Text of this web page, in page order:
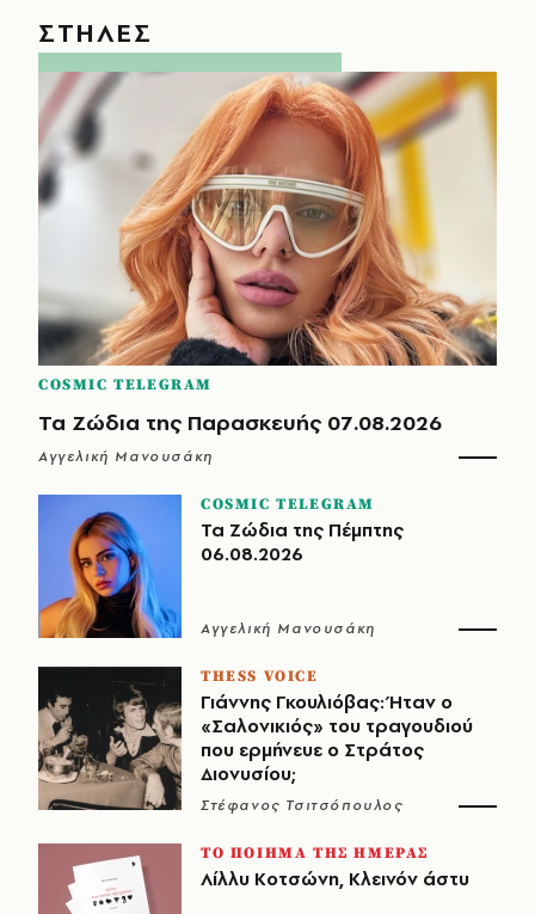
ΣΤΗΛΕΣ
COSMIC TELEGRAM
Τα Ζώδια της Παρασκευής 07.08.2026
Αγγελική Μανουσάκη
COSMIC TELEGRAM
Τα Ζώδια της Πέμπτης
06.08.2026
Αγγελική Μανουσάκη
THESS VOICE
Γιάννης Γκουλιόβας: Ήταν ο
«Σαλονικιός» του τραγουδιού
που ερμήνευε ο Στράτος
Διονυσίου;
Στέφανος Τσιτσόπουλος
ΤΟ ΠΟΙΗΜΑ ΤΗΣ ΗΜΕΡΑΣ
Λίλλυ Κοτσώνη, Κλεινόν άστυ